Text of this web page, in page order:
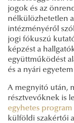
jogok és az
nélkülözhetetlen a
intézményéről
jogi fókuszú
képzést a
együttműködést
és a nyári
A megnyitó után,
résztvevőknek is
egyhetes program
külföldi szakértői